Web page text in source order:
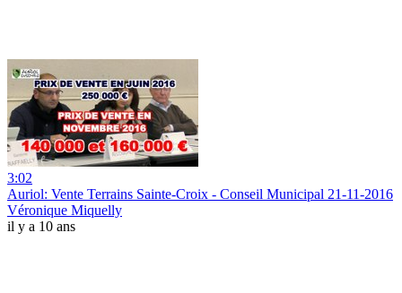
3:02
Auriol: Vente Terrains Sainte-Croix - Conseil Municipal 21-11-2016
Véronique Miquelly
il y a 10 ans